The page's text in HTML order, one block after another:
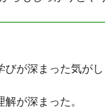
が深まった気がし
が深まった。